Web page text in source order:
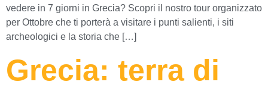
vedere in 7 giorni in Grecia? Scopri il nostro tour organizzato
per Ottobre che ti porterà a visitare i punti salienti, i siti
archeologici e la storia che […]
Grecia: terra di